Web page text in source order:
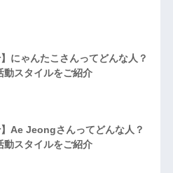
にゃんたこさんってどんな⼈？
動スタイルをご紹介
】Ae Jeongさんってどんな⼈？
動スタイルをご紹介